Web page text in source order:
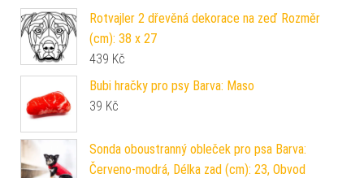
Rotvajler 2 dřevěná dekorace na zeď Rozměr
(cm): 38 x 27
439 Kč
Bubi hračky pro psy Barva: Maso
39 Kč
Sonda oboustranný obleček pro psa Barva:
Červeno-modrá, Délka zad (cm): 23, Obvod